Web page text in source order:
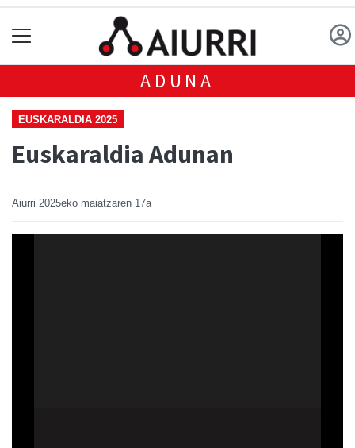
ADUNA
EUSKARALDIA 2025
Euskaraldia Adunan
Aiurri 2025eko maiatzaren 17a